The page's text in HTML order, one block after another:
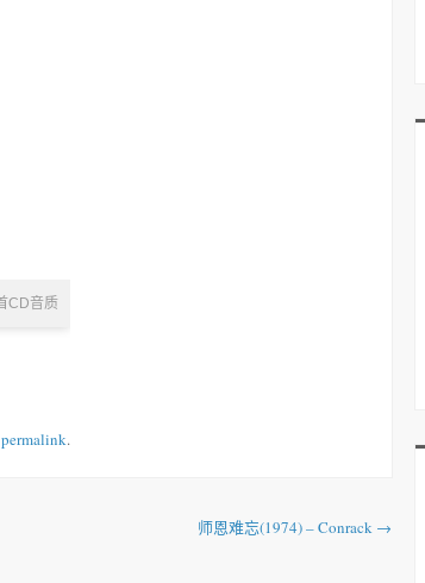
permalink.
师恩难忘(1974) – Conrack →